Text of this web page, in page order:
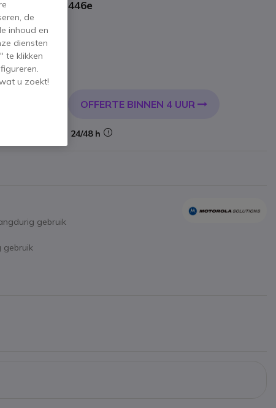
voor CLP446e
BTW
OFFERTE BINNEN 4 UUR
24/48 h
gebruik
gebruik
vallen te voorkomen
de
inhoud en
diensten
te klikken
u zoekt!